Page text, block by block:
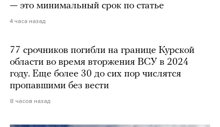
— это минимальный срок по статье
4 часа назад
77 срочников погибли на границе Курской
области во время вторжения ВСУ в 2024
году. Еще более 30 до сих пор числятся
пропавшими без вести
8 часов назад